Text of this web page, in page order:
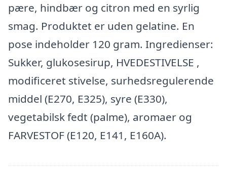
pære, hindbær og citron med en syrlig
smag. Produktet er uden gelatine. En
pose indeholder 120 gram. Ingredienser:
Sukker, glukosesirup, HVEDESTIVELSE ,
modificeret stivelse, surhedsregulerende
middel (E270, E325), syre (E330),
vegetabilsk fedt (palme), aromaer og
FARVESTOF (E120, E141, E160A).